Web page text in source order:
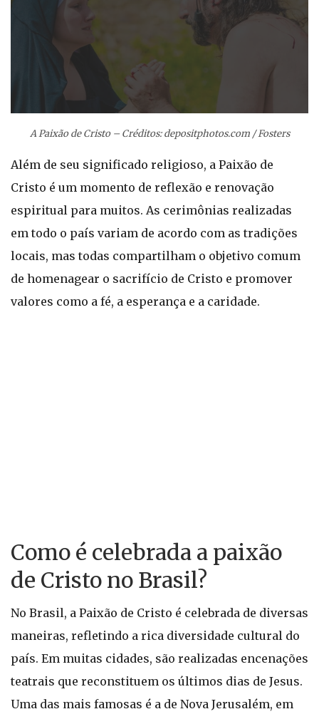
A Paixão de Cristo – Créditos: depositphotos.com / Fosters
Além de seu significado religioso, a Paixão de
Cristo é um momento de reflexão e renovação
espiritual para muitos. As cerimônias realizadas
em todo o país variam de acordo com as tradições
locais, mas todas compartilham o objetivo comum
de homenagear o sacrifício de Cristo e promover
valores como a fé, a esperança e a caridade.
Como é celebrada a paixão
de Cristo no Brasil?
No Brasil, a Paixão de Cristo é celebrada de diversas
maneiras, refletindo a rica diversidade cultural do
país. Em muitas cidades, são realizadas encenações
teatrais que reconstituem os últimos dias de Jesus.
Uma das mais famosas é a de Nova Jerusalém, em